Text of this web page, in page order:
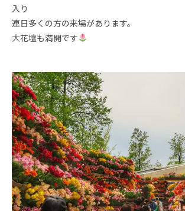
入り
連日多くの方の来場があります。
大花壇も満開です